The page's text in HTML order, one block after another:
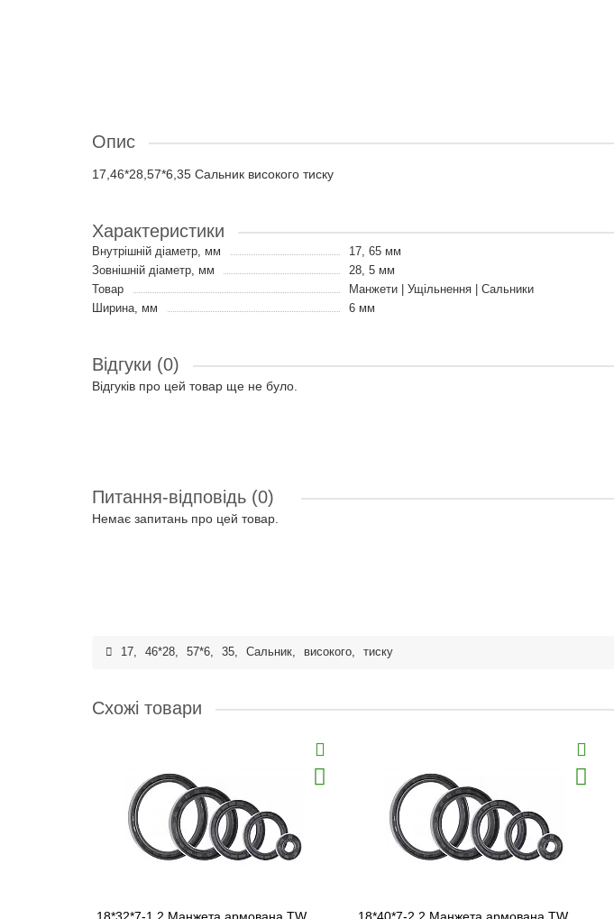
Опис
17,46*28,57*6,35 Сальник високого тиску
Характеристики
Внутрішній діаметр, мм
17, 65 мм
Зовнішній діаметр, мм
28, 5 мм
Товар
Манжети | Ущільнення | Сальники
Ширина, мм
6 мм
Відгуки (0)
Відгуків про цей товар ще не було.
Питання-відповідь (0)
Немає запитань про цей товар.
17, 46*28, 57*6, 35, Сальник, високого, тиску
Схожі товари